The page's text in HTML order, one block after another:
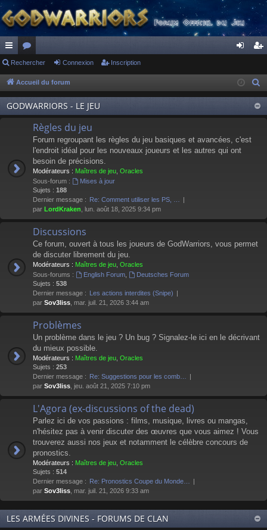
ac
co
ur
ci
or
u
m
s
ne
xi
on
cri
pti
on
Rechercher Connexion Inscription
Accueil du forum
GODWARRIORS - LE JEU
Règles du jeu
Forum regroupant les règles du jeu basiques et avancées, c'est
l'endroit idéal pour les nouveaux joueurs et les autres qui ont
besoin de précisions.
Modérateurs : Maîtres de jeu Oracles
Sous-forum :
Mises à jour
Sujets : 188
Dernier message : Re: Comment utiliser les PS, …
par LordKraken , lun. août 18, 2025 9:34 pm
Discussions
Ce forum, ouvert à tous les joueurs de GodWarriors, vous permet
de discuter librement du jeu.
Modérateurs : Maîtres de jeu Oracles
Sous-forums :
English Forum,
Deutsches Forum
Sujets : 538
Dernier message : Les actions interdites (Snipe)
par Sov3liss , mar. juil. 21, 2026 3:44 am
Problèmes
Un problème dans le jeu ? Un bug ? Signalez-le ici en le décrivant
du mieux possible.
Modérateurs : Maîtres de jeu Oracles
Sujets : 253
Dernier message : Re: Suggestions pour les comb…
par Sov3liss , jeu. août 21, 2025 7:10 pm
L'Agora (ex-discussions of the dead)
Parlez ici de vos passions : films, musique, livres ou mangas,
n'hésitez pas à venir discuter des œuvres que vous aimez ! Vous
trouverez aussi nos jeux et notamment le célèbre concours de
pronostics.
Modérateurs : Maîtres de jeu Oracles
Sujets : 514
Dernier message : Re: Pronostics Coupe du Monde…
par Sov3liss , mar. juil. 21, 2026 9:33 am
LES ARMÉES DIVINES - FORUMS DE CLAN